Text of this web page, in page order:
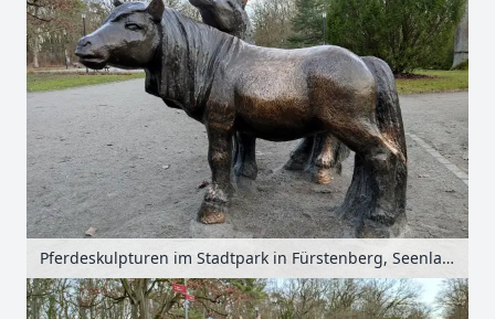
Pferdeskulpturen im Stadtpark in Fürstenberg, Seenland Oder-Spree, Brandenburg, Deutschland